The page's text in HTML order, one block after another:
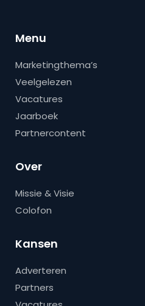
Menu
Marketingthema’s
Veelgelezen
Vacatures
Jaarboek
Partnercontent
Over
Missie & Visie
Colofon
Kansen
Adverteren
Partners